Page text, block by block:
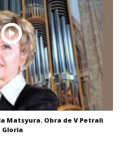
Matsyura. Obra de V Petrali
Gloria